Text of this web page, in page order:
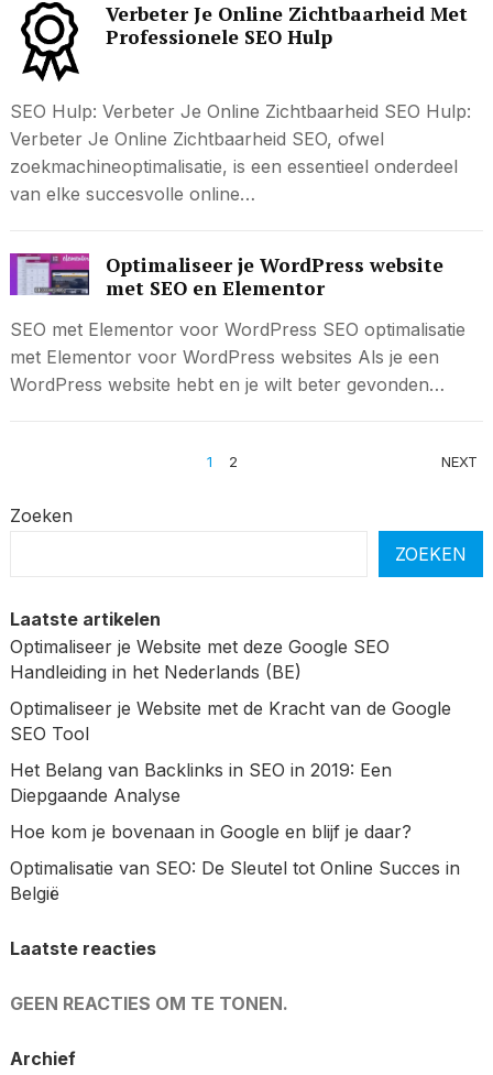
Verbeter Je Online Zichtbaarheid Met
Professionele SEO Hulp
SEO Hulp: Verbeter Je Online Zichtbaarheid SEO Hulp:
Verbeter Je Online Zichtbaarheid SEO, ofwel
zoekmachineoptimalisatie, is een essentieel onderdeel
van elke succesvolle online…
Optimaliseer je WordPress website
met SEO en Elementor
SEO met Elementor voor WordPress SEO optimalisatie
met Elementor voor WordPress websites Als je een
WordPress website hebt en je wilt beter gevonden…
1 2 NEXT
Zoeken
ZOEKEN
Laatste artikelen
Optimaliseer je Website met deze Google SEO
Handleiding in het Nederlands (BE)
Optimaliseer je Website met de Kracht van de Google
SEO Tool
Het Belang van Backlinks in SEO in 2019: Een
Diepgaande Analyse
Hoe kom je bovenaan in Google en blijf je daar?
Optimalisatie van SEO: De Sleutel tot Online Succes in
België
Laatste reacties
GEEN REACTIES OM TE TONEN.
Archief